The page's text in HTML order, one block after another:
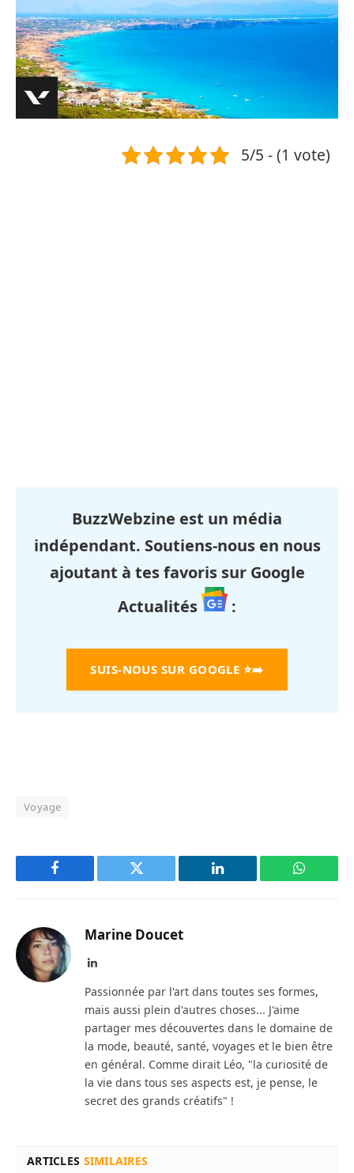
5/5 - (1 vote)
BuzzWebzine est un média
indépendant. Soutiens-nous en nous
ajoutant à tes favoris sur Google
Actualités
:
SUIS-NOUS SUR GOOGLE ⭐➡️
Voyage
Facebook Twitter LinkedIn
Marine Doucet
LinkedIn
Passionnée par l'art dans toutes ses formes,
mais aussi plein d'autres choses... J'aime
partager mes découvertes dans le domaine de
la mode, beauté, santé, voyages et le bien être
en général. Comme dirait Léo, "la curiosité de
la vie dans tous ses aspects est, je pense, le
secret des grands créatifs" !
ARTICLES SIMILAIRES